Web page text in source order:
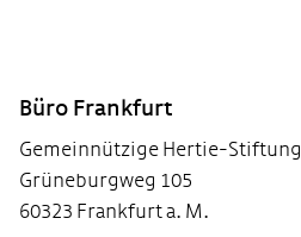
Büro Frankfurt
Gemeinnützige Hertie-Stiftung
Grüneburgweg 105
60323 Frankfurt a. M.